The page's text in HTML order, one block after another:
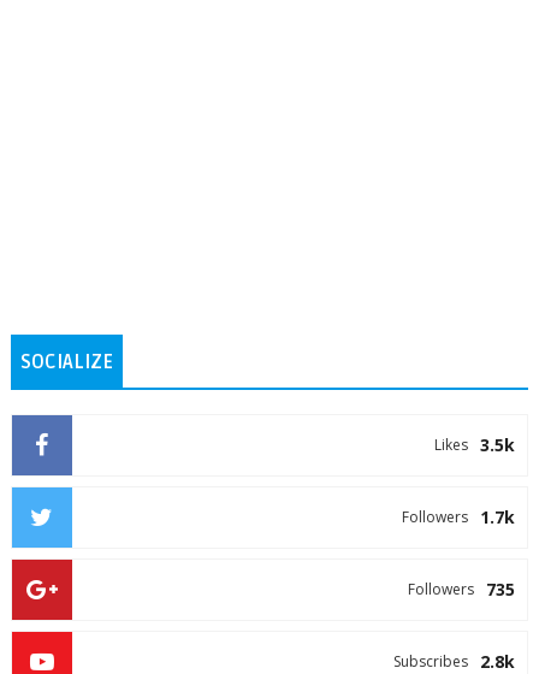
SOCIALIZE
3.5k
Likes
1.7k
Followers
735
Followers
2.8k
Subscribes